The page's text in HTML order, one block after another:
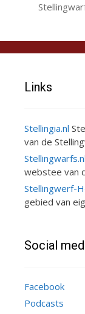
Links
Stellingia.nl
van de
Stellingwarfs.nl
webstee van
Stellingwerf-
gebied van
Social
Facebook
Podcasts